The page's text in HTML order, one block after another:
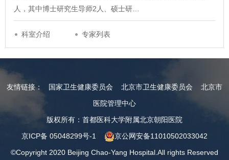
人，其中博士研究生导师2人、硕士研…
科室介绍 专家列表
友情链接： 国家卫生健康委员会 北京市卫生健康委员会
北京市
医院管理中心
版权所有：首都医科大学附属北京朝阳医院
京ICP备 05048299号-1
京公网安备11010502033042
©Copyright 2020 Beijing Chao-Yang Hospital.All rights Reserved